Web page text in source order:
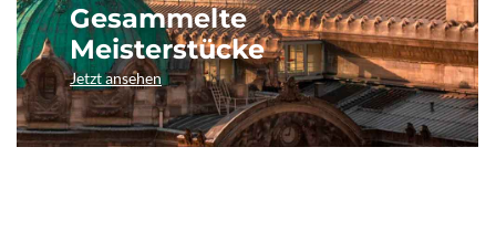
Gesammelte
Meisterstücke
Jetzt ansehen